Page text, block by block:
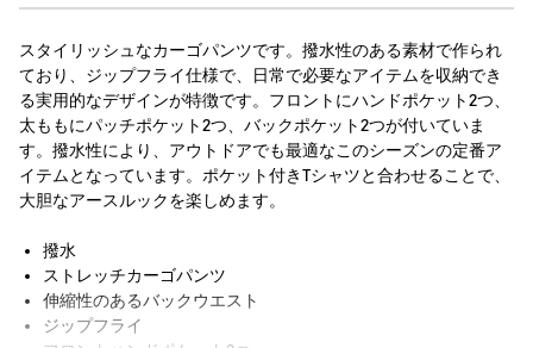
スタイリッシュなカーゴパンツです。撥水性のある素材で作られ
ており、ジップフライ仕様で、日常で必要なアイテムを収納でき
る実用的なデザインが特徴です。フロントにハンドポケット2つ、
太ももにパッチポケット2つ、バックポケット2つが付いていま
す。撥水性により、アウトドアでも最適なこのシーズンの定番ア
イテムとなっています。ポケット付きTシャツと合わせることで、
大胆なアースルックを楽しめます。
撥水
ストレッチカーゴパンツ
伸縮性のあるバックウエスト
ジップフライ